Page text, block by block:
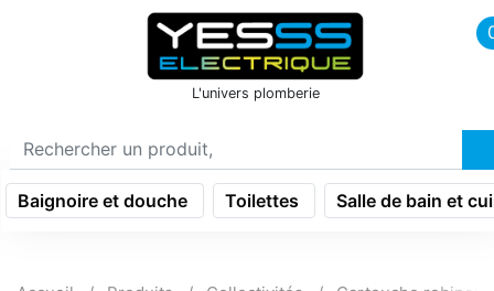
icon menu burger
L'univers plomberie
Baignoire et douche Toilettes Salle de bain et